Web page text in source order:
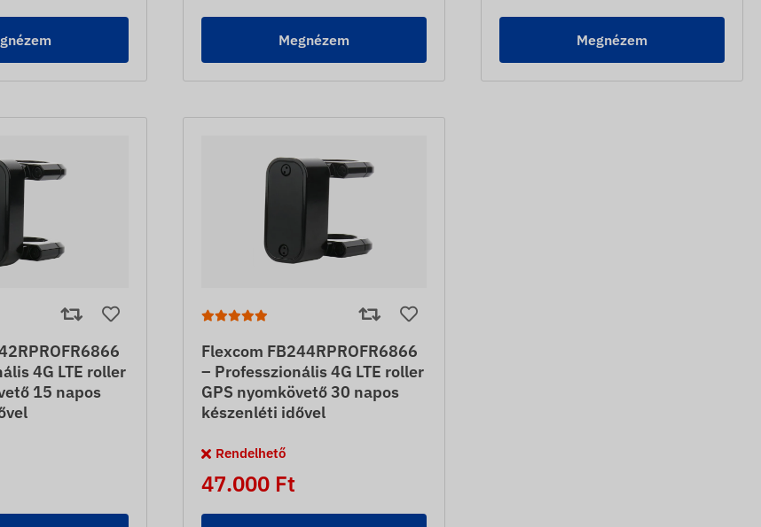
Megnézem Megnézem
4G LTE roller
15 napos
Flexcom FB244RPROFR6866
– Professzionális 4G LTE roller
GPS nyomkövető 30 napos
készenléti idővel
Rendelhető
47.000 Ft